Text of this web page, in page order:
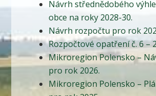
Návrh střednědobého
obce na roky 2028-30.
Návrh rozpočtu pro rok
Rozpočtové opatření č. 6 –
Mikroregion Polensko –
pro rok 2026.
Mikroregion Polensko –